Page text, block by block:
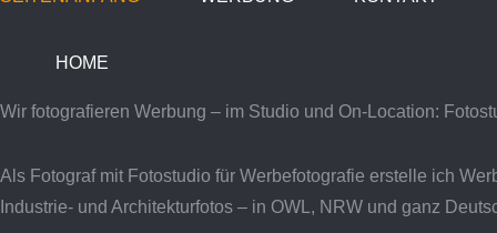
HOME
Wir fotografieren Werbung – im Studio und On-Location:
Als Fotograf mit Fotostudio für Werbefotografie erstelle ich
Industrie- und Architekturfotos – in OWL, NRW und ganz